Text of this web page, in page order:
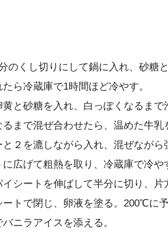
のくし切りにして鍋に入れ、砂糖
ら冷蔵庫で1時間ほど冷やす。
黄と砂糖を入れ、白っぽくなるま
まで混ぜ合わせたら、温めた牛乳
と２を漉しながら入れ、混ぜなが
広げて粗熱を取り、冷蔵庫で冷や
イシートを伸ばして半分に切り、
ートで閉じ、卵液を塗る。200℃に
ニラアイスを添える。